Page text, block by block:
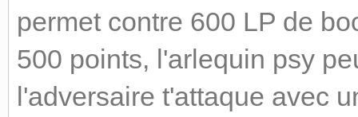
permet contre 600 LP de
500 points, l'arlequin psy
l'adversaire t'attaque avec